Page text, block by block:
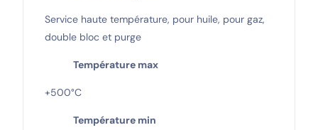
Service haute température, pour huile, pour gaz,
double bloc et purge
Température max
+500°C
Température min